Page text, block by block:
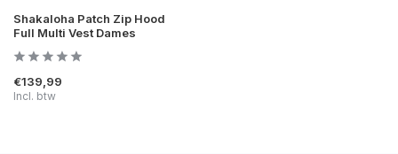
Shakaloha Patch Zip Hood
Full Multi Vest Dames
€139,99
Incl. btw